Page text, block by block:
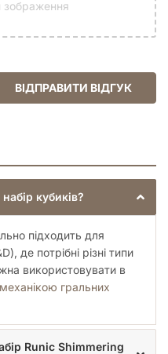
ВІДПРАВИТИ ВІДГУК
кубиків?
підходить для
де потрібні різні типи
використовувати в
механікою гральних
Runic Shimmering